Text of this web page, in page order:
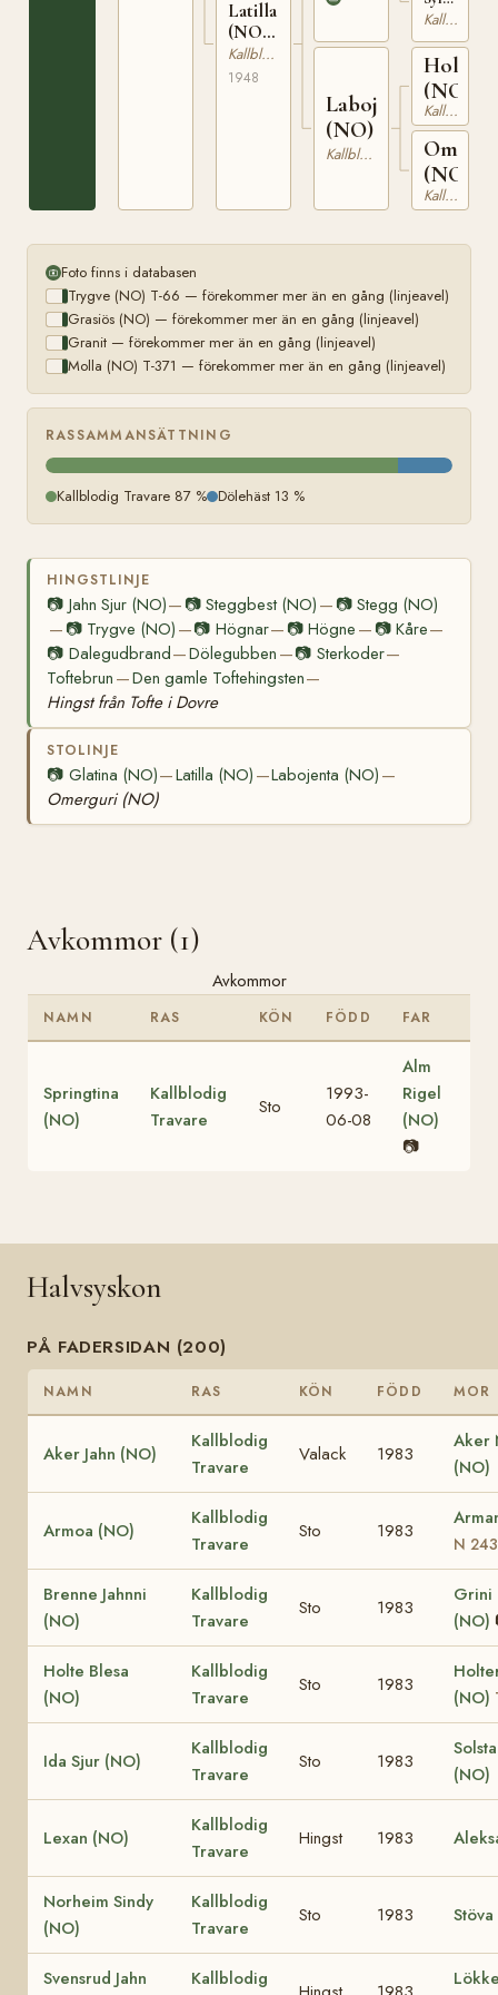
Latilla
(NO)
N
22015
Kallblodig Travare
1948
Labojenta
(NO)
Kallblodig Travare
(NO)
11530
Kallblodig Travare
Holar
(NO)
Kallblodig Travare
(NO)
Kallblodig Travare
Foto finns i databasen
Trygve (NO) T-66 — förekommer mer än en gång (linjeavel)
Grasiös (NO) — förekommer mer än en gång (linjeavel)
Granit — förekommer mer än en gång (linjeavel)
Molla (NO) T-371 — förekommer mer än en gång (linjeavel)
RASSAMMANSÄTTNING
Kallblodig Travare 87 % Dölehäst 13 %
HINGSTLINJE
📷 Jahn Sjur (NO)— 📷Steggbest (NO) — 📷 Stegg (NO)
— 📷 Trygve (NO) —📷 Högnar— 📷Högne — 📷 Kåre—
📷 Dalegudbrand—Dölegubben —📷 Sterkoder—
Toftebrun —Den gamle Toftehingsten—
Hingst från Tofte i Dovre
STOLINJE
📷 Glatina (NO)—Latilla (NO) —Labojenta (NO) —
Omerguri (NO)
Avkommor (1)
Avkommor
NAMN RAS KÖN FÖDD FAR
Springtina
(NO)
Kallblodig
Travare
Sto
1993-
06-08
Alm
Rigel
(NO)
📷
Halvsyskon
PÅ FADERSIDAN (200)
NAMN RAS KÖN FÖDD MOR
Aker Jahn (NO)
Kallblodig
Travare
Valack 1983
Aker
(NO)
Armoa (NO)
Kallblodig
Travare
Sto 1983
N
Brenne Jahnni
(NO)
Kallblodig
Travare
Sto 1983
Grini
(NO)
Holte Blesa
(NO)
Kallblodig
Travare
Sto 1983
(NO)
Ida Sjur (NO)
Kallblodig
Travare
Sto 1983
(NO)
Lexan (NO)
Kallblodig
Travare
Hingst 1983
Norheim Sindy
(NO)
Kallblodig
Travare
Sto 1983
Svensrud Jahn
Kallblodig